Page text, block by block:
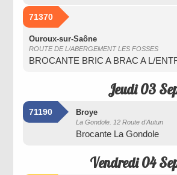
71370
Ouroux-sur-Saône
ROUTE DE L/ABERGEMENT LES FOSSES
BROCANTE BRIC A BRAC A L/
Jeudi 03
71190 Broye
La Gondole. 12 Route d'Autun
Brocante La Gondole
Vendredi 04